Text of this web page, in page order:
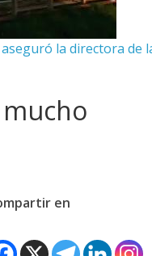
la directora de
en